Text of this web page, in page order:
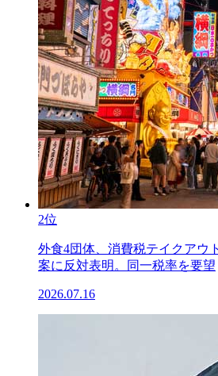
2位
外食4団体、消費税テイクアウ
案に反対表明。同一税率を要望
2026.07.16